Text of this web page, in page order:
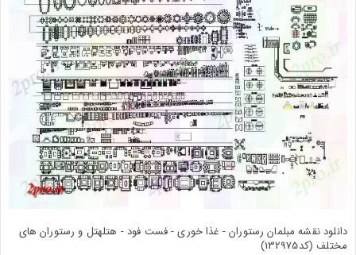
دانلود نقشه مبلمان رستوران - غذا خوری - فست فود - هتلهتل و رستوران های
مختلف (کد132975)